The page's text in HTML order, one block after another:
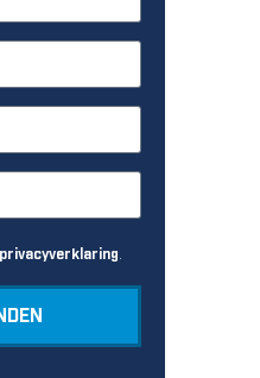
privacyverklaring